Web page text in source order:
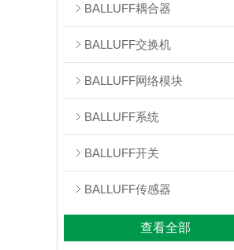
BALLUFF耦合器
BALLUFF交换机
BALLUFF网络模块
BALLUFF系统
BALLUFF开关
BALLUFF传感器
查看全部